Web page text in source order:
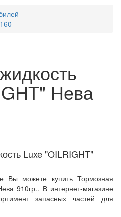
Нева
Luxe "OILRIGHT"
Вы можете купить Тормозная
910гр.. В интернет-магазине
запасных частей для